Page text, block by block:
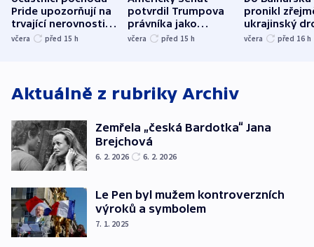
Pride upozorňují na
trvající nerovnosti i
společenskou
včera před 15 h
potvrdil Trumpova
právníka jako
ministra
včera před 15 h
pronikl
ukrajinský
explodoval
včera před 16 h
Aktuálně z rubriky Archiv
Zemřela „česká Bardotka“ Jana
Brejchová
6. 2. 2026 6. 2. 2026
Le Pen byl mužem kontroverzních
výroků a symbolem
7. 1. 2025